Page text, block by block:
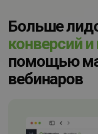
Больше
конверсий
помощью
вебинаров